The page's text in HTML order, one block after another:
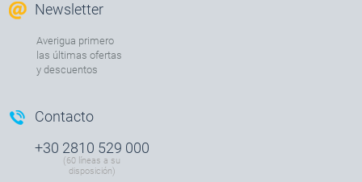
Newsletter
Averigua primero
las últimas ofertas
y descuentos
Contacto
+30 2810 529 000
(60 líneas a su
disposición)